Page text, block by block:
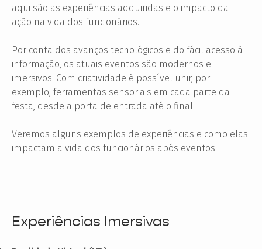
aqui são as experiências adquiridas e o impacto da
ação na vida dos funcionários.
Por conta dos avanços tecnológicos e do fácil acesso à
informação, os atuais eventos são modernos e
imersivos. Com criatividade é possível unir, por
exemplo, ferramentas sensoriais em cada parte da
festa, desde a porta de entrada até o final.
Veremos alguns exemplos de experiências e como elas
impactam a vida dos funcionários após eventos:
Experiências Imersivas